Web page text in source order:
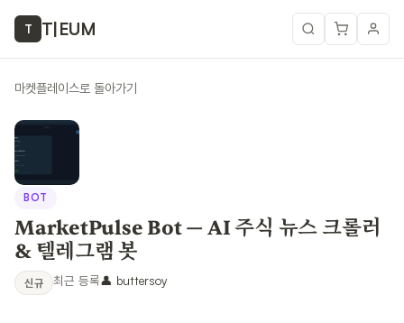
T T|EUM
마켓플레이스로 돌아가기
BOT
MarketPulse Bot — AI 주식 뉴스 크롤러
& 텔레그램 봇
신규 최근 등록👤 buttersoy